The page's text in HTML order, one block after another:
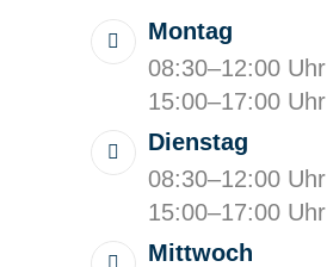
Montag
08:30–12:00 Uhr
15:00–17:00 Uhr
Dienstag
08:30–12:00 Uhr
15:00–17:00 Uhr
Mittwoch